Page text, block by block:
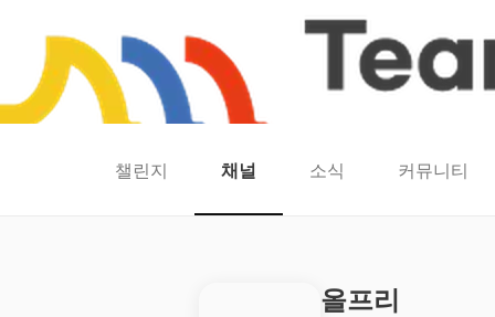
런마일 모두의챌린지 캐시로또 캐시딜
챌린지 채널 소식 커뮤니티
올프리